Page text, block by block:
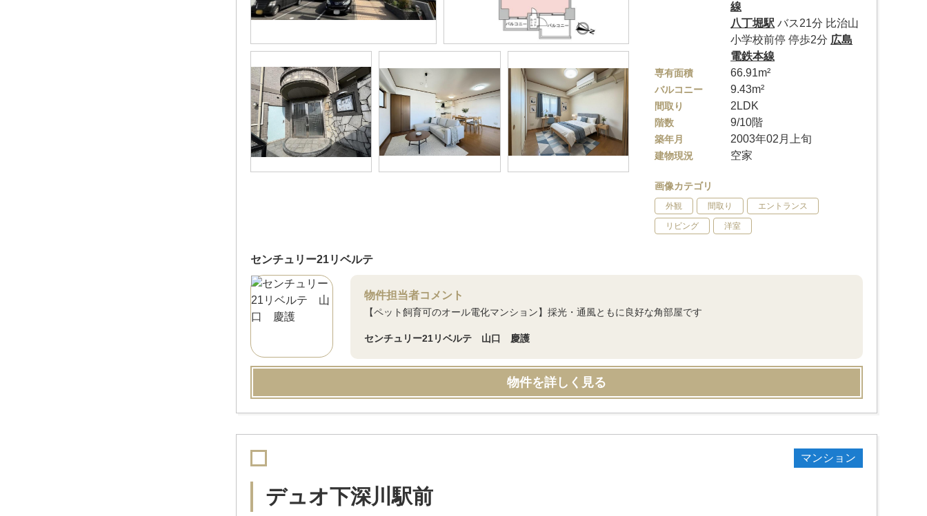
線
八丁堀駅 バス21分 比治山
小学校前停 停歩2分 広島
電鉄本線
専有面積 66.91m²
バルコニー 9.43m²
間取り 2LDK
階数 9/10階
築年月 2003年02月上旬
建物現況 空家
画像カテゴリ
外観 間取り エントランス
リビング 洋室
センチュリー21リベルテ
物件担当者コメント
【ペット飼育可のオール電化マンション】採光・通風ともに良好な角部屋です
センチュリー21リベルテ 山口 慶護
物件を詳しく見る
マンション
デュオ下深川駅前